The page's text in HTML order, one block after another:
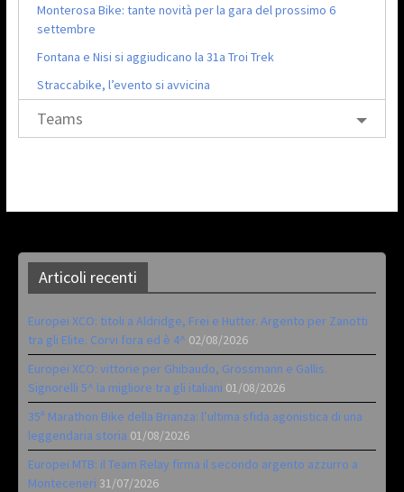
Monterosa Bike: tante novità per la gara del prossimo 6
settembre
Fontana e Nisi si aggiudicano la 31a Troi Trek
Straccabike, l’evento si avvicina
Teams
Articoli recenti
Europei XCO: titoli a Aldridge, Frei e Hutter. Argento per Zanotti
tra gli Elite. Corvi fora ed è 4^ 02/08/2026
Europei XCO: vittorie per Ghibaudo, Grossmann e Gallis.
Signorelli 5^ la migliore tra gli italiani 01/08/2026
35ª Marathon Bike della Brianza: l’ultima sfida agonistica di una
leggendaria storia 01/08/2026
Europei MTB: il Team Relay firma il secondo argento azzurro a
Monteceneri 31/07/2026